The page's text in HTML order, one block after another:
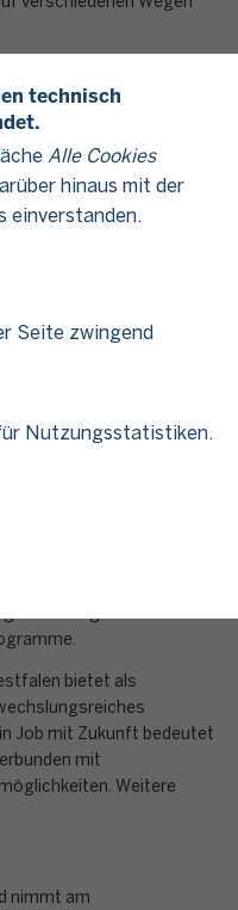
technisch
Alle Cookies
hinaus mit der
einverstanden.
Seite zwingend
Nutzungsstatistiken.
zum Diplom-
Finanzwirt
bietet exzellente
in
von Beruf und
individuellen Arbeitsplatz-
Zum Beispiel:
verschiedenste
setzt die
bietet als
Job mit Zukunft bedeutet
mit
Weitere
nimmt am